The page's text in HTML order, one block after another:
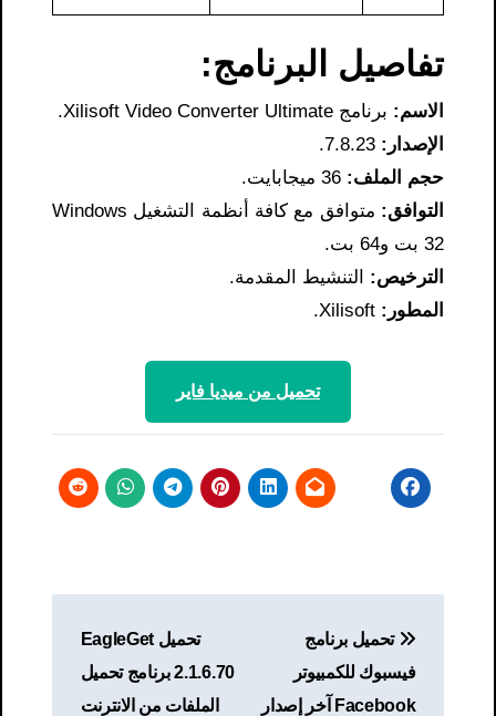
تفاصيل البرنامج:
الاسم: برنامج Xilisoft Video Converter Ultimate.
الإصدار:
حجم الملف:
التوافق:
متوافق مع كافة أنظمة التشغيل Windows
32 بت و64 بت.
الترخيص: التنشيط المقدمة.
المطور: Xilisoft.
تحميل من ميديا ​​فاير
المقالات
تحميل برنامج
فيسبوك للكمبيوتر
Facebook آخر إصدار
تحميل EagleGet
2.1.6.70 برنامج تحميل
الملفات من الانترنت